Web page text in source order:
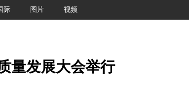
际 图片 视频
量发展大会举行